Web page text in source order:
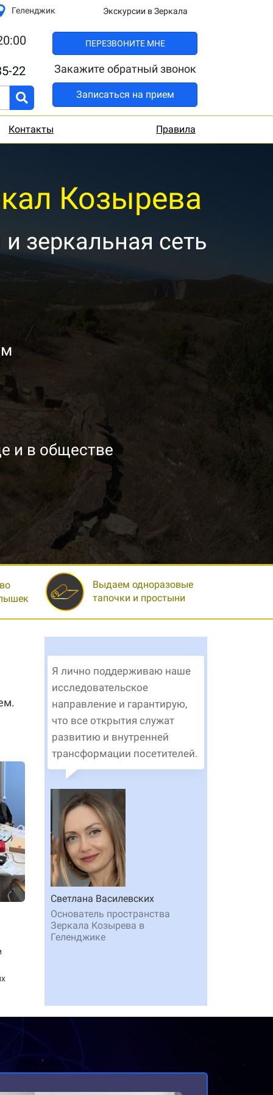
Геленджик Экскурсии в Зеркала
22
ПЕРЕЗВОНИТЕ МНЕ
Закажите обратный звонок
Записаться на прием
Контакты Правила
Козырева
зеркальная сеть
и в обществе
Выдаем одноразовые
тапочки и простыни
Я лично поддерживаю наше
исследовательское
направление и гарантирую,
что все открытия служат
развитию и внутренней
трансформации посетителей.
Светлана Василевских
Основатель пространства
Зеркала Козырева в
Геленджике